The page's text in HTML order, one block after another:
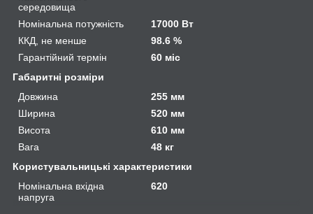
середовища
Номінальна потужність
17000 Вт
ККД, не менше
98.6 %
Гарантійний термін
60 міс
Габаритні розміри
Довжина
255 мм
Ширина
520 мм
Висота
610 мм
Вага
48 кг
Користувальницькі характеристики
Номінальна вхідна
напруга
620